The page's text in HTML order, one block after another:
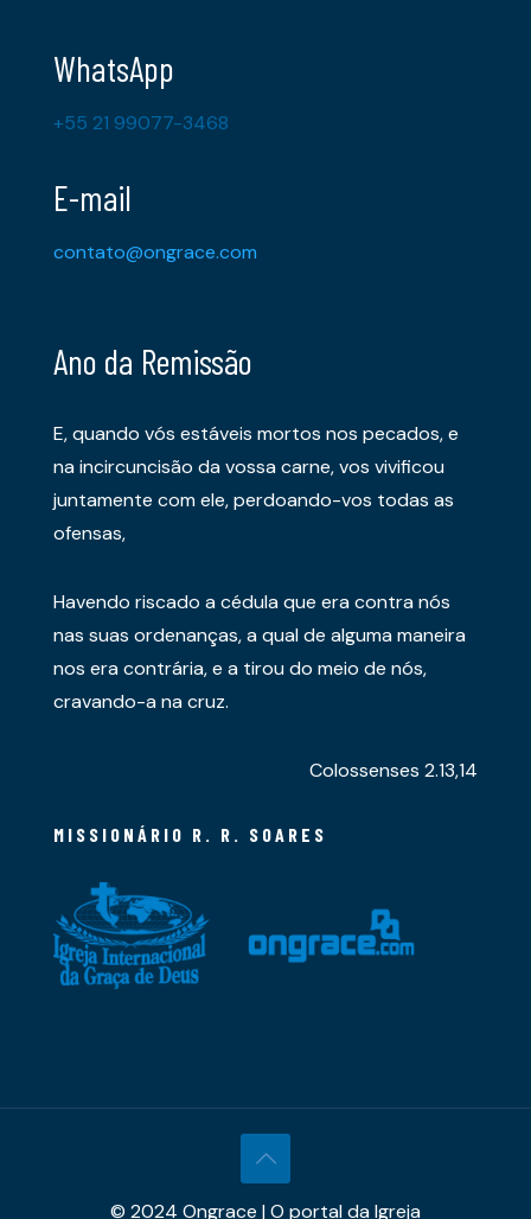
WhatsApp
+55 21 99077-3468
E-mail
contato@ongrace.com
Ano da Remissão
E, quando vós estáveis mortos nos pecados, e
na incircuncisão da vossa carne, vos vivificou
juntamente com ele, perdoando-vos todas as
ofensas,
Havendo riscado a cédula que era contra nós
nas suas ordenanças, a qual de alguma maneira
nos era contrária, e a tirou do meio de nós,
cravando-a na cruz.
Colossenses 2.13,14
MISSIONÁRIO R. R. SOARES
© 2024 Ongrace | O portal da Igreja